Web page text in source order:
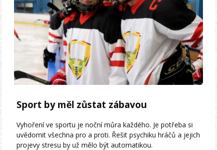
Sport by měl zůstat zábavou
Vyhoření ve sportu je noční můra každého. Je potřeba si
uvědomit všechna pro a proti. Řešit psychiku hráčů a jejich
projevy stresu by už mělo být automatikou.